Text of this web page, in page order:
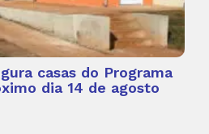
casas do Programa
dia 14 de agosto